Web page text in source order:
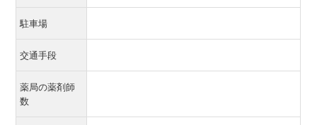
駐車場
交通手段
薬局の薬剤師
数